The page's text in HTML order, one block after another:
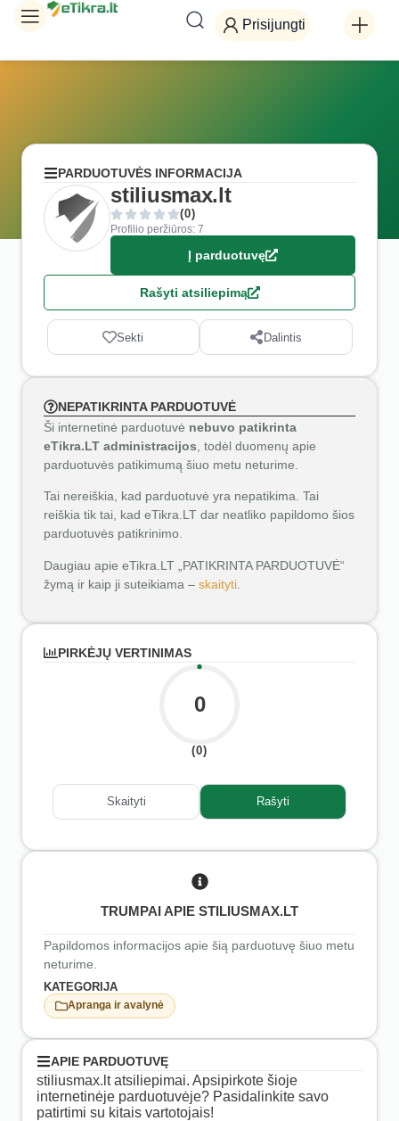
Prisijungti
PARDUOTUVĖS INFORMACIJA
stiliusmax.lt
(0)
Profilio peržiūros: 7
Į parduotuvę
Rašyti atsiliepimą
Sekti Dalintis
NEPATIKRINTA PARDUOTUVĖ
Ši internetinė parduotuvė nebuvo patikrinta
eTikra.LT administracijos , todėl duomenų apie
parduotuvės patikimumą šiuo metu neturime.
Tai nereiškia, kad parduotuvė yra nepatikima. Tai
reiškia tik tai, kad eTikra.LT dar neatliko papildomo šios
parduotuvės patikrinimo.
Daugiau apie eTikra.LT „PATIKRINTA PARDUOTUVĖ“
žymą ir kaip ji suteikiama – skaityti
PIRKĖJŲ VERTINIMAS
0
(0)
Skaityti Rašyti
TRUMPAI APIE STILIUSMAX.LT
Papildomos informacijos apie šią parduotuvę šiuo metu
neturime.
KATEGORIJA
Apranga ir avalynė
APIE PARDUOTUVĘ
stiliusmax.lt atsiliepimai. Apsipirkote šioje
internetinėje parduotuvėje? Pasidalinkite savo
patirtimi su kitais vartotojais!